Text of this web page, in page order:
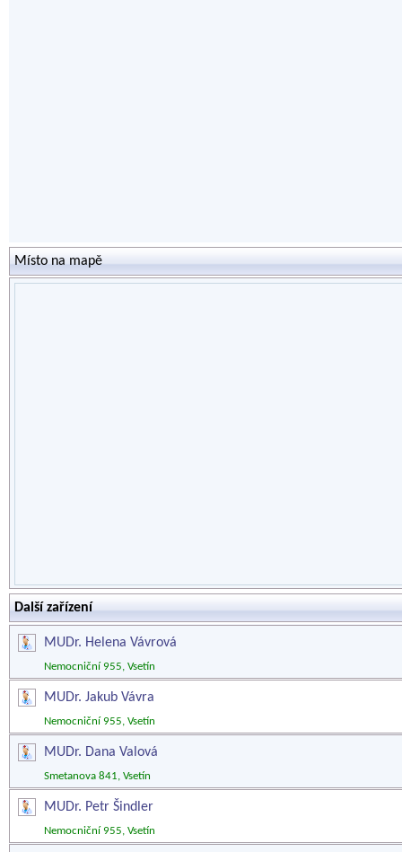
Místo na mapě
Další zařízení
MUDr. Helena Vávrová
Nemocniční 955, Vsetín
MUDr. Jakub Vávra
Nemocniční 955, Vsetín
MUDr. Dana Valová
Smetanova 841, Vsetín
MUDr. Petr Šindler
Nemocniční 955, Vsetín